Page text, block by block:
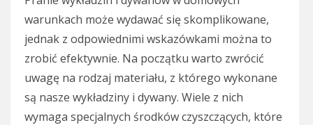
warunkach może wydawać się skomplikowane,
jednak z odpowiednimi wskazówkami można to
zrobić efektywnie. Na początku warto zwrócić
uwagę na rodzaj materiału, z którego wykonane
są nasze wykładziny i dywany. Wiele z nich
wymaga specjalnych środków czyszczących, które